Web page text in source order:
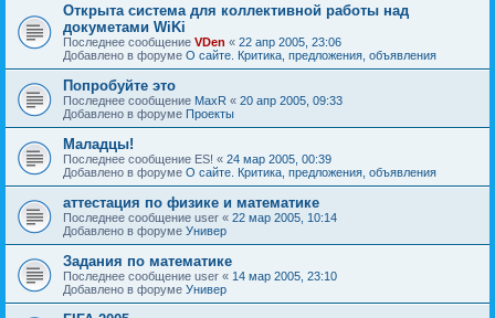
Открыта система для коллективной работы над
докуметами WiKi
Последнее сообщение VDen « 22 апр 2005, 23:06
Добавлено в форуме О сайте. Критика, предложения, объявления
Попробуйте это
Последнее сообщение MaxR « 20 апр 2005, 09:33
Добавлено в форуме Проекты
Маладцы!
Последнее сообщение ES! « 24 мар 2005, 00:39
Добавлено в форуме О сайте. Критика, предложения, объявления
аттестация по физике и математике
Последнее сообщение user « 22 мар 2005, 10:14
Добавлено в форуме Универ
Задания по математике
Последнее сообщение user « 14 мар 2005, 23:10
Добавлено в форуме Универ